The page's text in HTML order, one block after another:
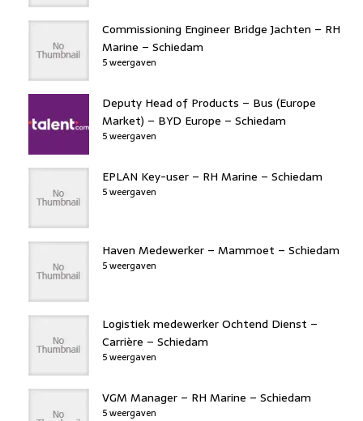
Commissioning Engineer Bridge Jachten – RH
Marine – Schiedam
5 weergaven
Deputy Head of Products – Bus (Europe
Market) – BYD Europe – Schiedam
5 weergaven
EPLAN Key-user – RH Marine – Schiedam
5 weergaven
Haven Medewerker – Mammoet – Schiedam
5 weergaven
Logistiek medewerker Ochtend Dienst –
Carrière – Schiedam
5 weergaven
VGM Manager – RH Marine – Schiedam
5 weergaven